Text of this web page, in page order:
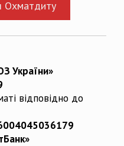
Охматдиту
України»
відповідно до